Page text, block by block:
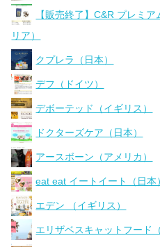
【販売終了】C&R プレミ
リア）
クプレラ（日本）
デフ（ドイツ）
デボーテッド（イギリス）
ドクターズケア（日本）
アースボーン（アメリカ）
eat eat イートイート（日本
エデン （イギリス）
エリザベスキャットフード